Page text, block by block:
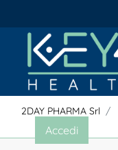
Accedi
2DAY PHARMA Srl